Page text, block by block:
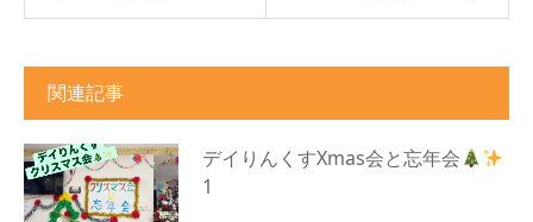
関連記事
デイりんくすXmas会と忘年会
1